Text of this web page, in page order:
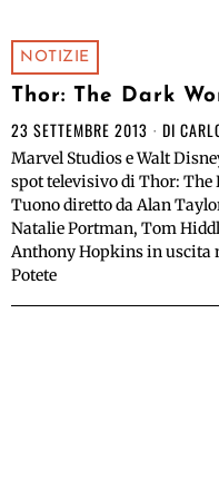
NOTIZIE
Thor: The Dark
23 SETTEMBRE 2013 DI
Marvel Studios e Walt
spot televisivo di Thor: The
Tuono diretto da Alan
Natalie Portman, Tom
Anthony Hopkins in uscita
Potete